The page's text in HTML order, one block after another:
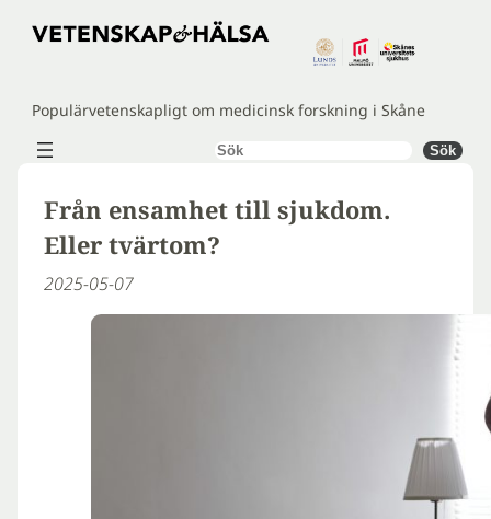
Hoppa
Populärvetenskapligt om medicinsk forskning i Skåne
Sök Sök
Från ensamhet till sjukdom.
Eller tvärtom?
2025-05-07